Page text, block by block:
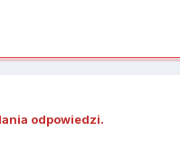
odpowiedzi.